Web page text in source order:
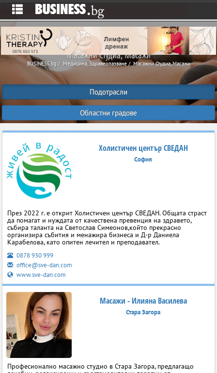
Масажни Студиа, Масажи
BUSINESS.bg Медицина, Здравеопазване Масажни Студиа, Масажи
Подотрасли
Областни градове
Холистичен център СВЕДАН
София
През 2022 г. е открит Холистичен център СВЕДАН. Общата страст
да помагат и нуждата от качествена превенция на здравето,
събира таланта на Светослав Симеонов,който прекрасно
организира събития и менажира бизнеса и Д-р Даниела
Карабелова, като опитен лечител и преподавател.
0878 930 999
office@sve-dan.com
www.sve-dan.com
Масажи - Илияна Василева
Стара Загора
Професионално масажно студио в Стара Загора, предлагащо